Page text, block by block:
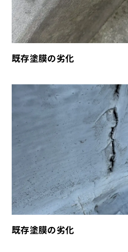
既存塗膜の劣化
既存塗膜の劣化